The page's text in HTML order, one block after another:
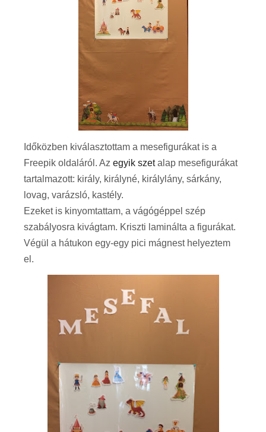
Időközben kiválasztottam a mesefigurákat is a
Freepik oldaláról. Az egyik szetalap mesefigurákat
tartalmazott: király, királyné, királylány, sárkány,
lovag, varázsló, kastély.
Ezeket is kinyomtattam, a vágógéppel szép
szabályosra kivágtam. Kriszti laminálta a figurákat.
Végül a hátukon egy-egy pici mágnest helyeztem
el.